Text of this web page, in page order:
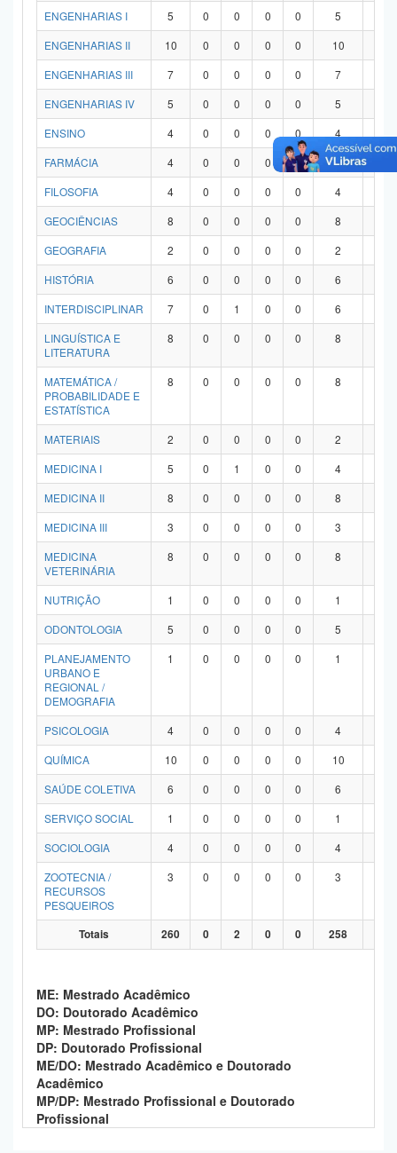
ENGENHARIAS I
5 0 0 0 0 5
ENGENHARIAS II
10 0 0 0 0 10
ENGENHARIAS III
7 0 0 0 0 7
ENGENHARIAS IV
5 0 0 0 0 5
ENSINO
4 0 0 0 0 4
FARMÁCIA
4 0 0 0 0 4
FILOSOFIA
4 0 0 0 0 4
GEOCIÊNCIAS
8 0 0 0 0 8
GEOGRAFIA
2 0 0 0 0 2
HISTÓRIA
6 0 0 0 0 6
INTERDISCIPLINAR
7 0 1 0 0 6
LINGUÍSTICA E
LITERATURA
8 0 0 0 0 8
MATEMÁTICA /
PROBABILIDADE E
ESTATÍSTICA
8 0 0 0 0 8
MATERIAIS 2 0 0 0 0 2
MEDICINA I
5 0 1 0 0 4
MEDICINA II
8 0 0 0 0 8
MEDICINA III
3 0 0 0 0 3
MEDICINA
VETERINÁRIA
8 0 0 0 0 8
NUTRIÇÃO 1 0 0 0 0 1
ODONTOLOGIA
5 0 0 0 0 5
PLANEJAMENTO
URBANO E
REGIONAL /
DEMOGRAFIA
1 0 0 0 0 1
PSICOLOGIA 4 0 0 0 0 4
QUÍMICA
10 0 0 0 0 10
SAÚDE COLETIVA
6 0 0 0 0 6
SERVIÇO SOCIAL
1 0 0 0 0 1
SOCIOLOGIA
4 0 0 0 0 4
ZOOTECNIA /
RECURSOS
PESQUEIROS
3 0 0 0 0 3
Totais 260 0 2 0 0 258
ME: Mestrado Acadêmico
DO: Doutorado Acadêmico
MP: Mestrado Profissional
DP: Doutorado Profissional
ME/DO: Mestrado Acadêmico e Doutorado
Acadêmico
MP/DP: Mestrado Profissional e Doutorado
Profissional